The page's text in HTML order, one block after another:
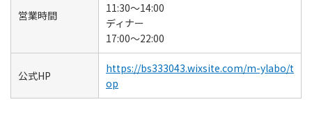
営業時間
11:30～14:00
ディナー
17:00～22:00
公式HP
https://bs333043.wixsite.com/m-ylabo/t
op